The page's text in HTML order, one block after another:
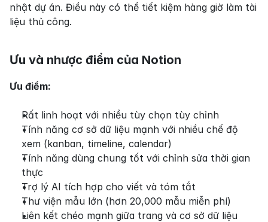
nhật dự án. Điều này có thể tiết kiệm hàng giờ làm tài
liệu thủ công.
Ưu và nhược điểm của Notion
Ưu điểm:
Rất linh hoạt với nhiều tùy chọn tùy chỉnh
Tính năng cơ sở dữ liệu mạnh với nhiều chế độ
xem (kanban, timeline, calendar)
Tính năng dùng chung tốt với chỉnh sửa thời gian
thực
Trợ lý AI tích hợp cho viết và tóm tắt
Thư viện mẫu lớn (hơn 20,000 mẫu miễn phí)
Liên kết chéo mạnh giữa trang và cơ sở dữ liệu